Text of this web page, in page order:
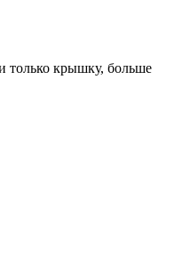
только крышку, больше